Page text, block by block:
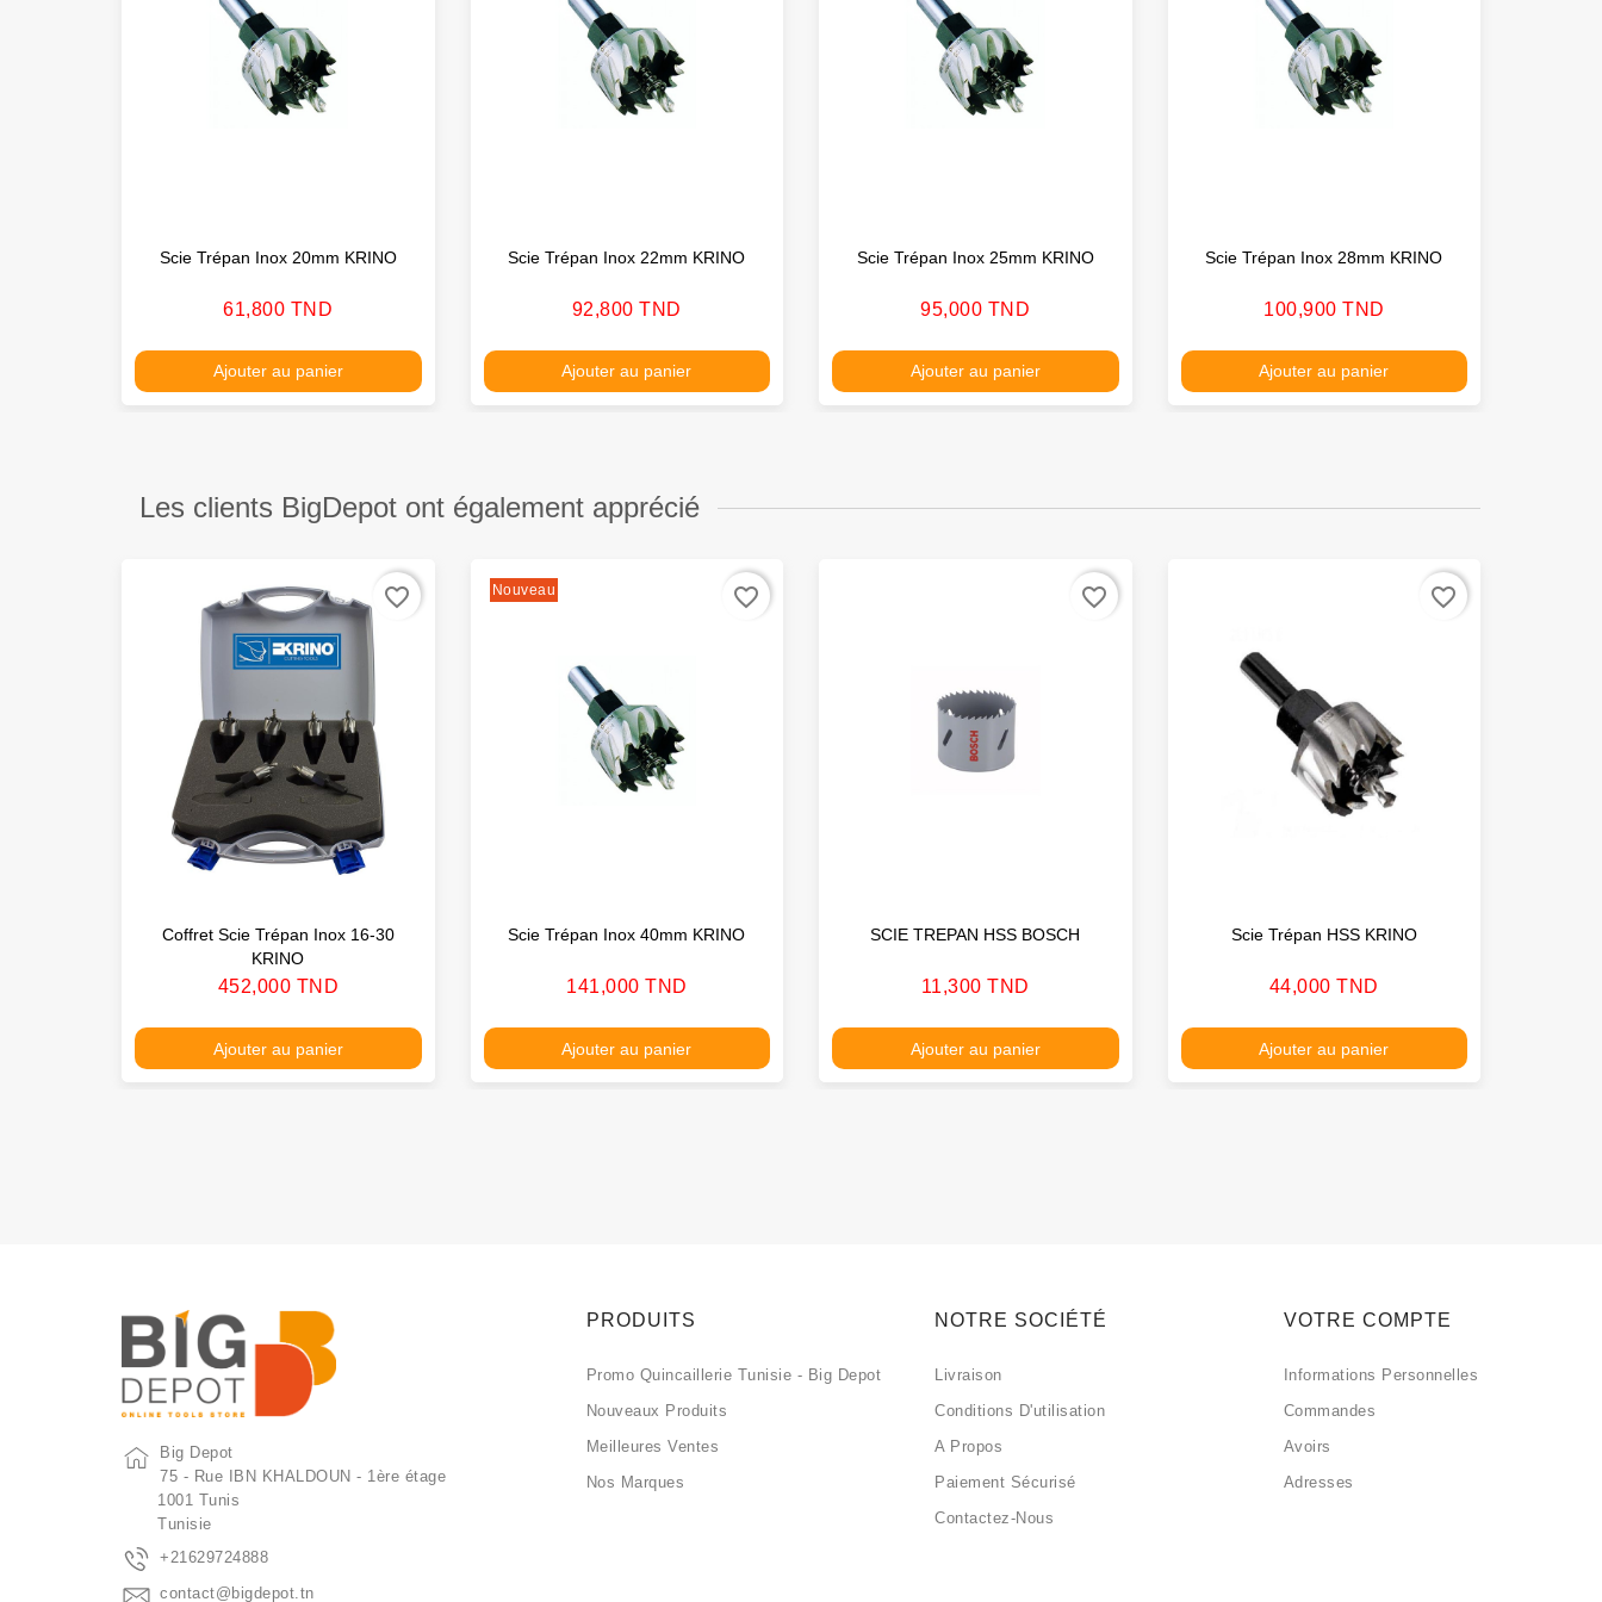
Scie Trépan Inox 20mm KRINO
Prix
61,800 TND
Ajouter au panier
Scie Trépan Inox 22mm KRINO
Prix
92,800 TND
Ajouter au panier
Scie Trépan Inox 25mm KRINO
Prix
95,000 TND
Ajouter au panier
Scie Trépan Inox 28mm KRINO
Prix
100,900 TND
Ajouter au panier
Les clients BigDepot ont également apprécié
Coffret Scie Trépan Inox 16-30
KRINO
Prix
452,000 TND
Ajouter au panier
favorite_border Nouveau
Scie Trépan Inox 40mm KRINO
Prix
141,000 TND
Ajouter au panier
favorite_border
SCIE TREPAN HSS BOSCH
Prix
11,300 TND
Ajouter au panier
favorite_border
Scie Trépan HSS KRINO
Prix
44,000 TND
Ajouter au panier
favorite_border
Big Depot
75 - Rue IBN KHALDOUN - 1ère étage
1001 Tunis
Tunisie
+21629724888
contact@bigdepot.tn
PRODUITS
Promo Quincaillerie Tunisie - Big Depot
Nouveaux Produits
Meilleures Ventes
Nos Marques
NOTRE SOCIÉTÉ
Livraison
Conditions D'utilisation
A Propos
Paiement Sécurisé
Contactez-Nous
VOTRE COMPTE
Informations Personnelles
Commandes
Avoirs
Adresses